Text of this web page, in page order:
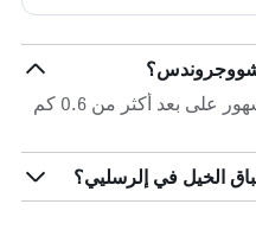
شووجروندس؟
يقع ايه اس بي شووجروندس المشهور على بعد أكثر من 0.6 كم
الخيل في إلرسليي؟